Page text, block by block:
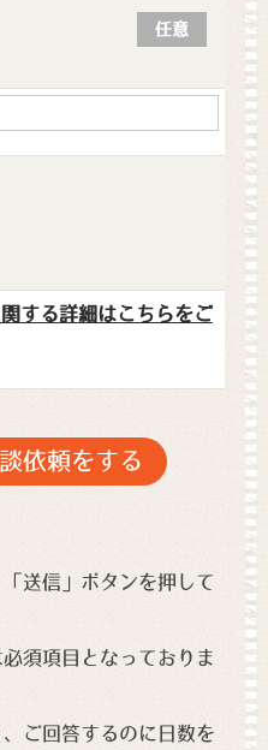
任意
する詳細はこちらをご
送信」ボタンを押して
須項目となっておりま
ご回答するのに日数を